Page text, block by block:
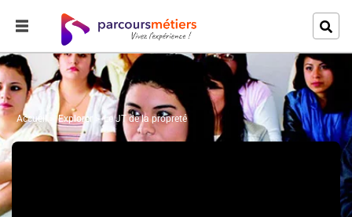
Accueil Explorer Le JT de la propreté